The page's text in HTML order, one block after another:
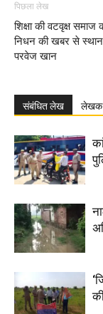
पिछला लेख
शिक्षा की वटवृक्ष
निधन की खबर से
परवेज खान
संबंधित लेख लेखक